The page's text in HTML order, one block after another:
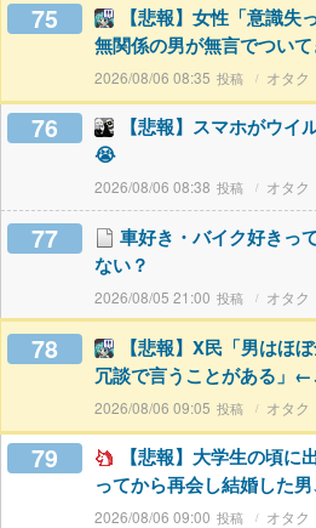
75
【悲報】女性「意識失
無関係の男が無言でついて
2026/08/06 08:35 オタク
76
【悲報】スマホがウイ
😭
2026/08/06 08:38 オタク
77
車好き・バイク好きっ
ない？
2026/08/05 21:00 オタク
78
【悲報】X民「男はほ
冗談で言うことがある」←
2026/08/06 09:05 オタク
79
【悲報】大学生の頃に
ってから再会し結婚した
2026/08/06 09:00 オタク